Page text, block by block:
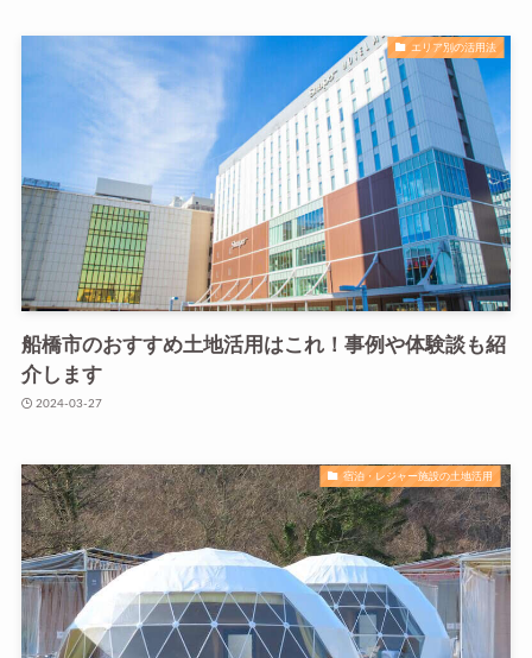
エリア別の活用法
船橋市のおすすめ土地活用はこれ！事例や体験談も紹
介します
2024-03-27
宿泊・レジャー施設の土地活用